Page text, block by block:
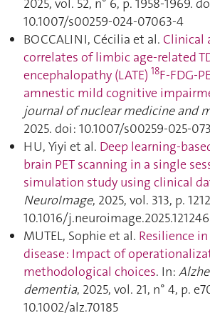
2025, vol. 52, n° 6, p. 1958‑1969.
10.1007/s00259-024-07063-4
BOCCALINI, Cécilia et al. Clinical
correlates of limbic age-related
encephalopathy (LATE) 18F-FDG-
amnestic mild cognitive
journal of nuclear medicine and
2025. doi: 10.1007/s00259-025-
HU, Yiyi et al. Deep learning-
brain PET scanning in a single
simulation study using clinical
NeuroImage, 2025, vol. 313, p.
10.1016/j.neuroimage.2025.121246
MUTEL, Sophie et al. Resilience
disease : Impact of
methodological choices. In:
dementia, 2025, vol. 21, n° 4, p.
10.1002/alz.70185